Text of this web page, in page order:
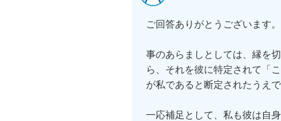
ご回答ありがとうございます。
事のあらましとしては、縁を
ら、それを彼に特定されて「
が私であると断定されたうえ
一応補足として、私も彼は自